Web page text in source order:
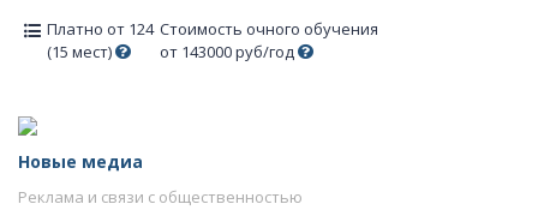
Платно от 124
(15 мест)
Стоимость очного обучения
от 143000 руб/год
Новые медиа
Реклама и связи с общественностью